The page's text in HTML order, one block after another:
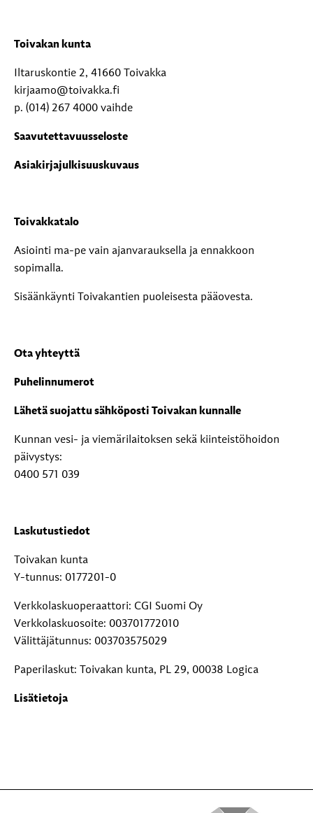
Toivakan kunta
Iltaruskontie 2, 41660 Toivakka
kirjaamo@toivakka.fi
p. (014) 267 4000 vaihde
Saavutettavuusseloste
Asiakirjajulkisuuskuvaus
Toivakkatalo
Asiointi ma-pe vain ajanvarauksella ja ennakkoon
sopimalla.
Sisäänkäynti Toivakantien puoleisesta pääovesta.
Ota yhteyttä
Puhelinnumerot
Lähetä suojattu sähköposti Toivakan kunnalle
Kunnan vesi- ja viemärilaitoksen sekä kiinteistöhoidon
päivystys:
0400 571 039
Laskutustiedot
Toivakan kunta
Y-tunnus: 0177201-0
Verkkolaskuoperaattori: CGI Suomi Oy
Verkkolaskuosoite: 003701772010
Välittäjätunnus: 003703575029
Paperilaskut: Toivakan kunta, PL 29, 00038 Logica
Lisätietoja